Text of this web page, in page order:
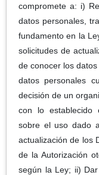
compromete a: i)
datos personales,
fundamento en la
solicitudes de
de conocer los
datos personales
decisión de un
con lo establecido
sobre el uso dado
actualización de los
de la Autorización
según la Ley; ii)